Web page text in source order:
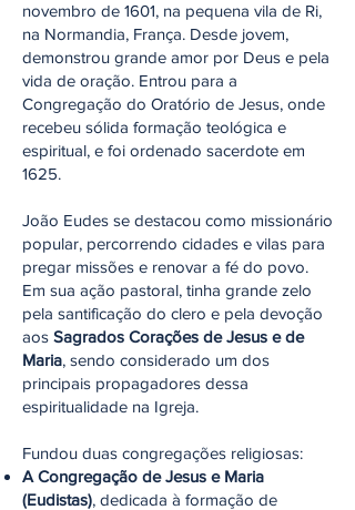
novembro de 1601, na pequena vila de Ri,
na Normandia, França. Desde jovem,
demonstrou grande amor por Deus e pela
vida de oração. Entrou para a
Congregação do Oratório de Jesus, onde
recebeu sólida formação teológica e
espiritual, e foi ordenado sacerdote em
1625.
João Eudes se destacou como missionário
popular, percorrendo cidades e vilas para
pregar missões e renovar a fé do povo.
Em sua ação pastoral, tinha grande zelo
pela santificação do clero e pela devoção
aos Sagrados Corações de Jesus e de
Maria, sendo considerado um dos
principais propagadores dessa
espiritualidade na Igreja.
Fundou duas congregações religiosas:
A Congregação de Jesus e Maria
(Eudistas), dedicada à formação de